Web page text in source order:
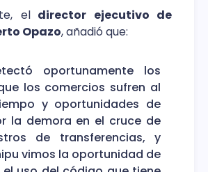
eldirector ejecutivo de
Opazo, añadió que:
oportunamente los
los comercios sufren al
y oportunidades de
la demora en el cruce de
de transferencias, y
vimos la oportunidad de